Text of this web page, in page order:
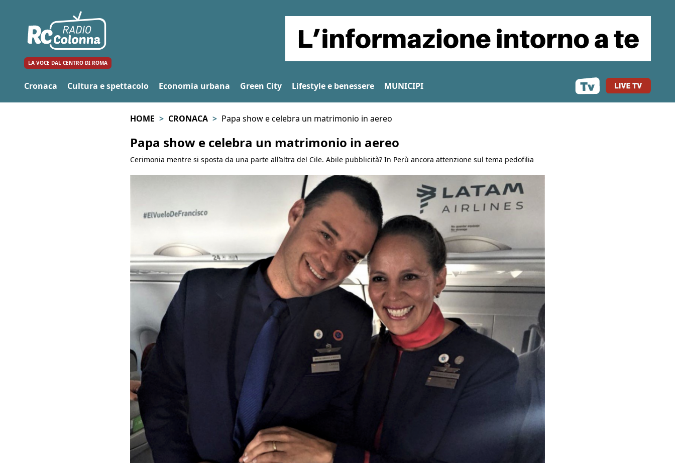
LA VOCE DAL CENTRO DI ROMA
Cronaca Cultura e spettacolo Economia urbana Green City Lifestyle e benessere MUNICIPI
HOME CRONACA Papa show e celebra un matrimonio in aereo
Papa show e celebra un matrimonio in aereo
Cerimonia mentre si sposta da una parte all’altra del Cile. Abile pubblicità? In Perù ancora attenzione sul tema pedofilia